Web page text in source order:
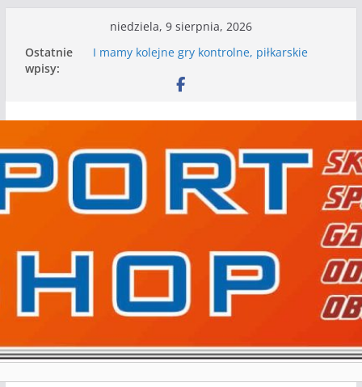
treści
niedziela, 9 sierpnia, 2026
Ostatnie
wpisy:
I mamy kolejne gry kontrolne, piłkarskie
Mecz o wygraną w I Edycji Lidze Szóstek Piłki
Nasze piłkarskie zespoły w toku przygotowań
Kolejne gry kontrolne naszych piłkarskich
zespołów za nami
WKS wygrywa pierwszą edycję Ligi Szóstek w
Gwdzie Wielkiej